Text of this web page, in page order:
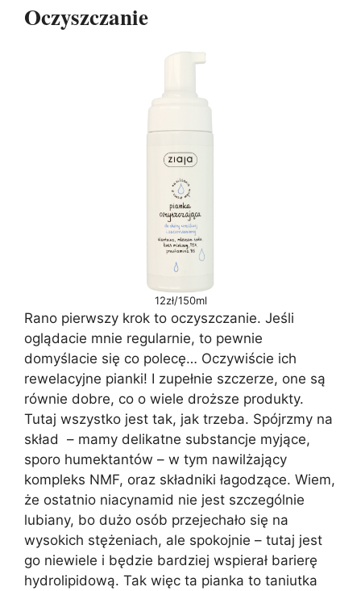
Oczyszczanie
12zł/150ml
Rano pierwszy krok to oczyszczanie. Jeśli
oglądacie mnie regularnie, to pewnie
domyślacie się co polecę… Oczywiście ich
rewelacyjne pianki! I zupełnie szczerze, one są
równie dobre, co o wiele droższe produkty.
Tutaj wszystko jest tak, jak trzeba. Spójrzmy na
skład – mamy delikatne substancje myjące,
sporo humektantów – w tym nawilżający
kompleks NMF, oraz składniki łagodzące. Wiem,
że ostatnio niacynamid nie jest szczególnie
lubiany, bo dużo osób przejechało się na
wysokich stężeniach, ale spokojnie – tutaj jest
go niewiele i będzie bardziej wspierał barierę
hydrolipidową. Tak więc ta pianka to taniutka